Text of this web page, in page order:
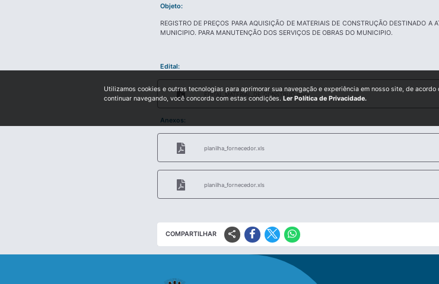
Objeto:
REGISTRO DE PREÇOS PARA AQUISIÇÃO DE MATERIAIS DE CONSTRUÇÃO DESTINADO A
MUNICIPIO. PARA MANUTENÇÃO DOS SERVIÇOS DE OBRAS DO MUNICIPIO.
Edital:
EDITAL_MATERIAL_DE_CONSTRUO.docx
Anexos:
planilha_fornecedor.xls
planilha_fornecedor.xls
COMPARTILHAR share
Utilizamos cookies e outras tecnologias para aprimorar sua navegação e experiência em nosso site, de
continuar navegando, você concorda com estas condições. Ler Política de Privacidade.